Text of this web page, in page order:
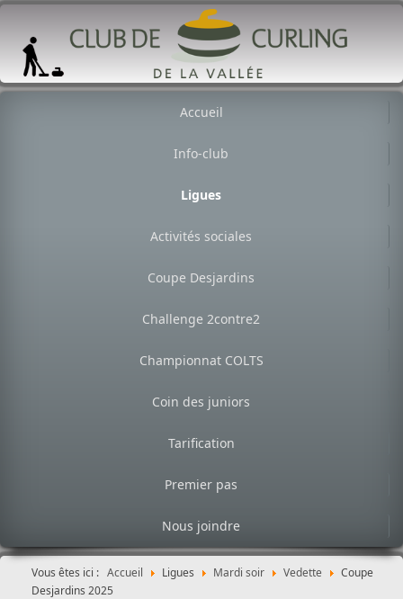
Accueil
Info-club
Ligues
Activités sociales
Coupe Desjardins
Challenge 2contre2
Championnat COLTS
Coin des juniors
Tarification
Premier pas
Nous joindre
Vous êtes ici : Accueil Ligues Mardi soir Vedette
Coupe
Desjardins 2025